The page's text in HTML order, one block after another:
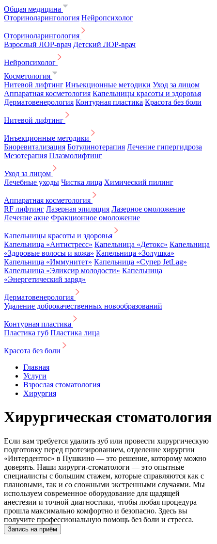
Общая медицина
Оториноларингология Нейропсихолог
Оториноларингология
Взрослый ЛОР-врач Детский ЛОР-врач
Нейропсихолог
Косметология
Нитевой лифтинг Инъекционные методики Уход за лицом
Аппаратная косметология Капельницы красоты и здоровья
Дерматовенерология Контурная пластика Красота без боли
Нитевой лифтинг
Инъекционные методики
Биоревитализация Ботулинотерапия Лечение гипергидроза
Мезотерапия Плазмолифтинг
Уход за лицом
Лечебные уходы Чистка лица Химический пилинг
Аппаратная косметология
RF лифтинг Лазерная эпиляция Лазерное омоложение
Лечение акне Фракционное омоложение
Капельницы красоты и здоровья
Капельница «Антистресс» Капельница «Детокс» Капельница
«Здоровые волосы и кожа» Капельница «Золушка»
Капельница «Иммунитет» Капельница «Супер JetLag»
Капельница «Эликсир молодости» Капельница
«Энергетический заряд»
Дерматовенерология
Удаление доброкачественных новообразований
Контурная пластика
Пластика губ Пластика лица
Красота без боли
Главная
Услуги
Взрослая стоматология
Хирургия
Хирургическая стоматология
Если вам требуется удалить зуб или провести хирургическую
подготовку перед протезированием, отделение хирургии
«Интердентос» в Пушкино — это решение, которому можно
доверять. Наши хирурги-стоматологи — это опытные
специалисты с большим стажем, которые справляются как с
плановыми, так и со сложными экстренными случаями. Мы
используем современное оборудование для щадящей
анестезии и точной диагностики, чтобы любая процедура
прошла максимально комфортно и безопасно. Здесь вы
получите профессиональную помощь без боли и стресса.
Запись на приём